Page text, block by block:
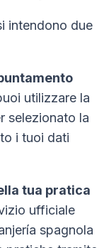
intendono due
utilizzare la
selezionato la
i tuoi dati
tua pratica
ufficiale
spagnola